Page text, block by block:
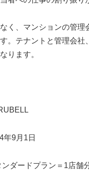
く、マンションの管理
。テナントと管理会社
ります。
年9月1日
ードプラン＝1店舗分